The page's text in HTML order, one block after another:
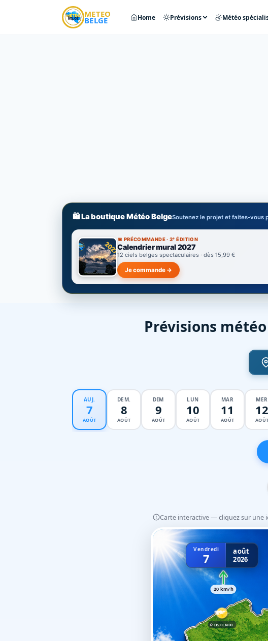
METEO
BELGE Home Prévisions Météo
🛍️ La boutique Météo BelgeSoutenez le projet et faites-vous
📅 PRÉCOMMANDE · 3ᵉ ÉDITION
Calendrier mural 2027
12 ciels belges spectaculaires · dès 15,99 €
Je commande →
Prévisions
AUJ.
7
AOÛT
DEM.
8
AOÛT
DIM
9
AOÛT
LUN
10
AOÛT
MAR
11
AOÛT
MER
12
AOÛT
Carte interactive — cliquez sur une
OSTENDE
20 km/h
Vendredi
7
août
2026